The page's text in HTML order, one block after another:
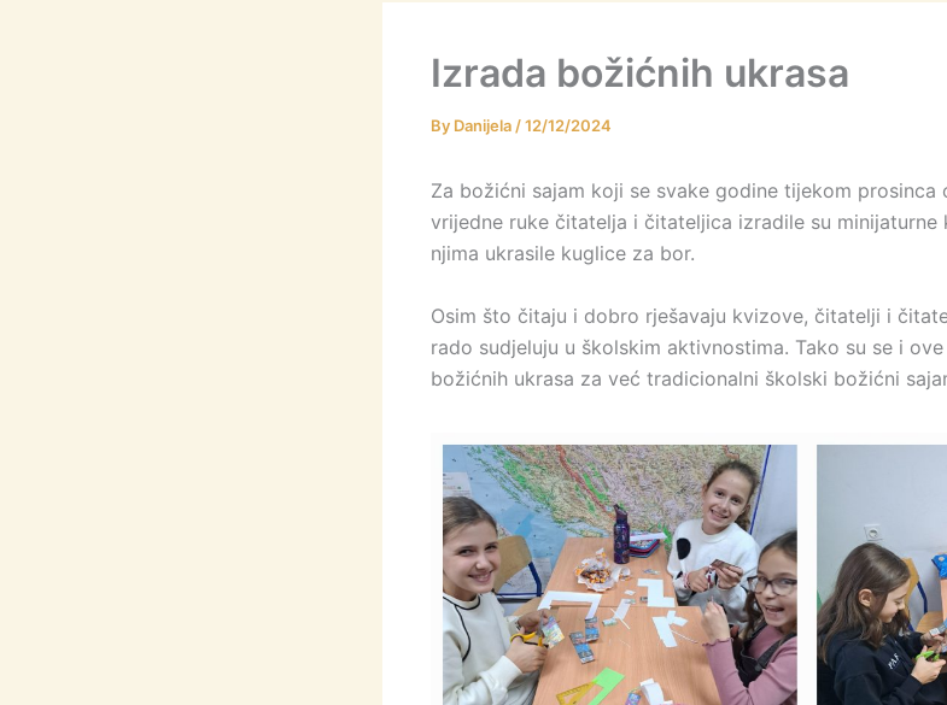
Izrada božićnih ukrasa
By Danijela /12/12/2024
Za božićni sajam koji se svake godine tijekom prosinca
vrijedne ruke čitatelja i čitateljica izradile su
njima ukrasile kuglice za bor.
Osim što čitaju i dobro rješavaju kvizove, čitatelji i
rado sudjeluju u školskim aktivnostima. Tako su se i
božićnih ukrasa za već tradicionalni školski božićni